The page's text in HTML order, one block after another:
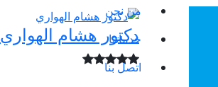
من نحن
خدماتنا
اتصل بنا
دكتور هشام الهواري